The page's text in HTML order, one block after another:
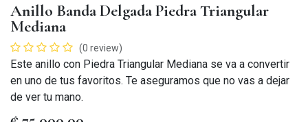
Anillo Banda Delgada Piedra Triangular
Mediana
(0 review)
Este anillo con Piedra Triangular Mediana se va a convertir
en uno de tus favoritos. Te aseguramos que no vas a dejar
de ver tu mano.